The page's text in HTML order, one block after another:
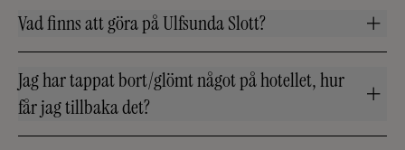
Vad finns att göra på Ulfsunda Slott?
Jag har tappat bort/glömt något på hotellet, hur
får jag tillbaka det?